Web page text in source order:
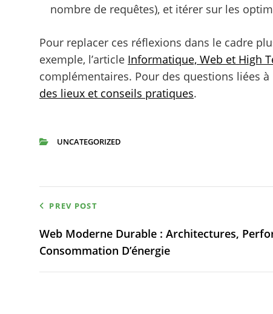
nombre de requêtes), et itérer sur les
Pour replacer ces réflexions dans le cadre
exemple, l’article Informatique, Web et High
complémentaires. Pour des questions liées
des lieux et conseils pratiques.
UNCATEGORIZED
Navigation
de
l’article
PREV POST
Web Moderne Durable : Architectures,
Consommation D’énergie